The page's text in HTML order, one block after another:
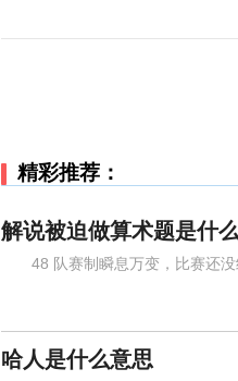
精彩推荐：
解说被迫做算术题是什
48 队赛制瞬息万变，比赛还没
哈人是什么意思